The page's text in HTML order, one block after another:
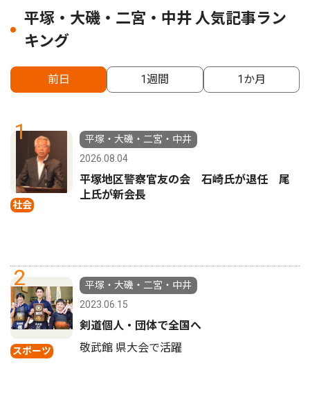
平塚・大磯・二宮・中井 人気記事ラン
キング
前日 1週間 1か月
1
社会
平塚・大磯・二宮・中井
2026.08.04
平塚地区警察官友の会 石崎氏が退任 尾
上氏が新会長
2
スポーツ
平塚・大磯・二宮・中井
2023.06.15
剣道個人・団体で全国へ
敬武館 県大会で活躍